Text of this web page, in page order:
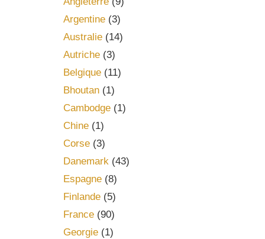
Argentine(3)
Australie(14)
Autriche(3)
Belgique(11)
Bhoutan(1)
Cambodge(1)
Chine(1)
Corse(3)
Danemark(43)
Espagne(8)
Finlande(5)
France(90)
Georgie(1)